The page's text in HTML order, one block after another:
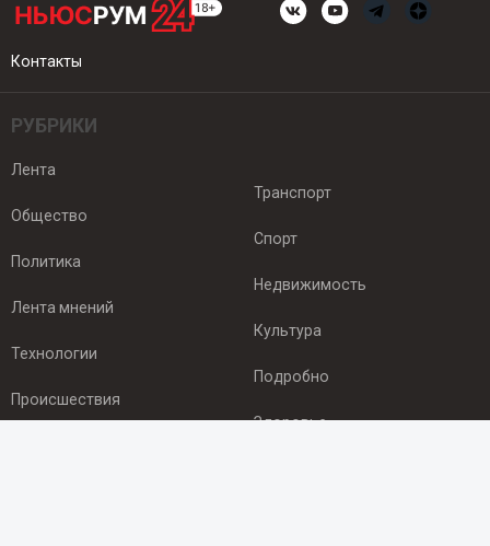
Контакты
РУБРИКИ
Лента
Общество
Политика
Лента мнений
Технологии
Происшествия
Транспорт
Спорт
Недвижимость
Культура
Подробно
Здоровье